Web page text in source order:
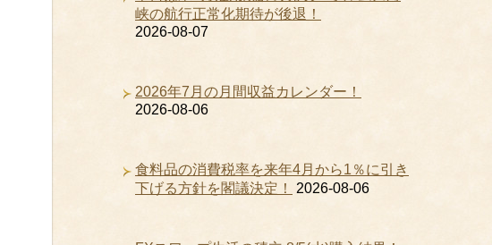
峡の航行正常化期待が後退！
2026-08-07
2026年7月の月間収益カレンダー！
2026-08-06
食料品の消費税率を来年4月から1％に引き
下げる方針を閣議決定！
2026-08-06